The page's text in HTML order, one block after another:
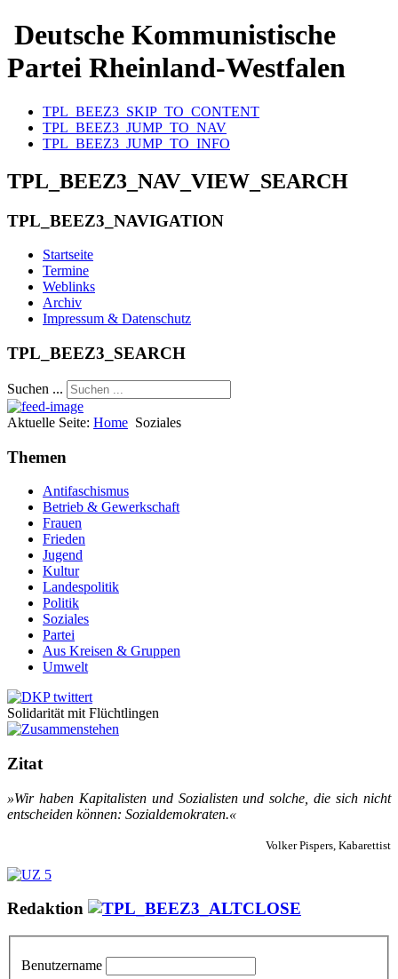
Deutsche Kommunistische
Partei Rheinland-Westfalen
TPL_BEEZ3_SKIP_TO_CONTENT
TPL_BEEZ3_JUMP_TO_NAV
TPL_BEEZ3_JUMP_TO_INFO
TPL_BEEZ3_NAV_VIEW_SEARCH
TPL_BEEZ3_NAVIGATION
Startseite
Termine
Weblinks
Archiv
Impressum & Datenschutz
TPL_BEEZ3_SEARCH
Suchen ...
Aktuelle Seite: Home Soziales
Themen
Antifaschismus
Betrieb & Gewerkschaft
Frauen
Frieden
Jugend
Kultur
Landespolitik
Politik
Soziales
Partei
Aus Kreisen & Gruppen
Umwelt
Solidarität mit Flüchtlingen
Zitat
»Wir ha­ben Ka­pi­ta­lis­ten und So­zia­lis­ten und sol­che, die sich nicht
ent­schei­den kön­nen: So­zi­al­de­mo­kra­ten.«
Volker Pispers, Kabarettist
Redaktion
Benutzername